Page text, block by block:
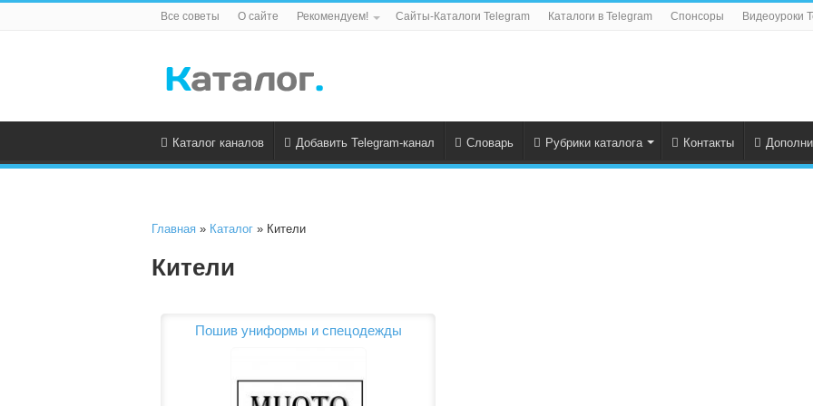
Все советы О сайте Рекомендуем! Сайты-Каталоги Telegram Каталоги в Telegram Спонсоры Видеоуроки
Каталог каналов Добавить Telegram-канал Словарь Рубрики каталога Контакты
Главная » Каталог » Кители
Кители
Пошив униформы и спецодежды